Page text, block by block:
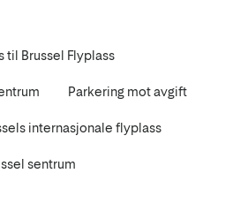
til Brussel Flyplass
Parkering mot avgift
internasjonale flyplass
sentrum